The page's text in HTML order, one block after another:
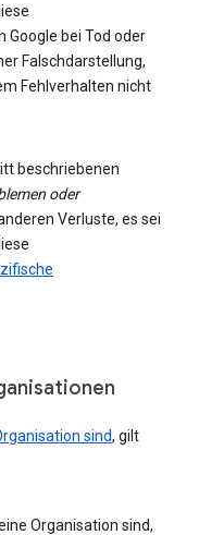
Google bei Tod oder
Falschdarstellung,
Fehlverhalten nicht
beschriebenen
oder
Verluste, es sei
sind, gilt
Organisation sind,